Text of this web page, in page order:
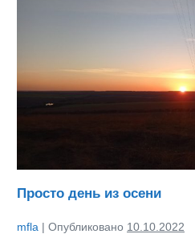
Просто день из осени
mfla | Опубликовано 10.10.2022